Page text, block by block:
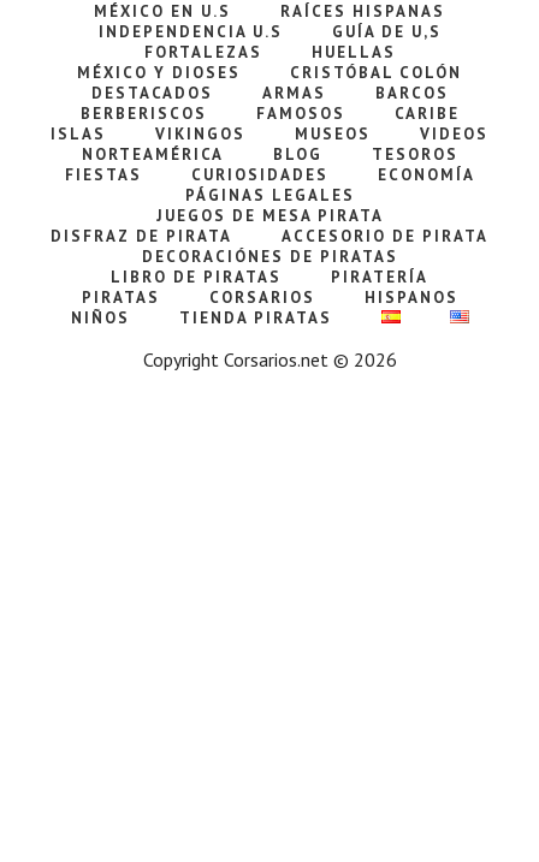
MÉXICO EN U.S
RAÍCES HISPANAS
INDEPENDENCIA U.S
GUÍA DE U,S
FORTALEZAS
HUELLAS
MÉXICO Y DIOSES
CRISTÓBAL COLÓN
DESTACADOS
ARMAS
BARCOS
BERBERISCOS
FAMOSOS
CARIBE
ISLAS
VIKINGOS MUSEOS
VIDEOS
NORTEAMÉRICA
BLOG
TESOROS
FIESTAS
CURIOSIDADES
ECONOMÍA
PÁGINAS LEGALES
JUEGOS DE MESA PIRATA
DISFRAZ DE PIRATA
ACCESORIO DE PIRATA
DECORACIÓNES DE PIRATAS
LIBRO DE PIRATAS
PIRATERÍA
PIRATAS
CORSARIOS
HISPANOS
NIÑOS
TIENDA PIRATAS
Copyright Corsarios.net © 2026